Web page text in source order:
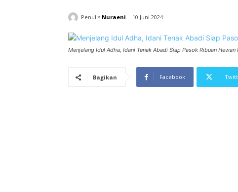
Penulis Nuraeni 10 Juni 2024
Menjelang Idul Adha, Idani Tenak Abadi Siap Pasok Ribuan
Bagikan Facebook